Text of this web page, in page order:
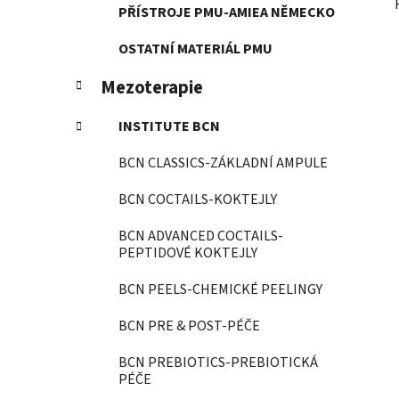
PŘÍSTROJE PMU-AMIEA NĚMECKO
OSTATNÍ MATERIÁL PMU
Mezoterapie
INSTITUTE BCN
BCN CLASSICS-ZÁKLADNÍ AMPULE
BCN COCTAILS-KOKTEJLY
BCN ADVANCED COCTAILS-
PEPTIDOVÉ KOKTEJLY
BCN PEELS-CHEMICKÉ PEELINGY
BCN PRE & POST-PÉČE
BCN PREBIOTICS-PREBIOTICKÁ
PÉČE